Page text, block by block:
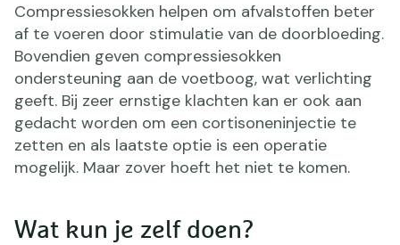
Compressiesokken helpen om afvalstoffen beter
af te voeren door stimulatie van de doorbloeding.
Bovendien geven compressiesokken
ondersteuning aan de voetboog, wat verlichting
geeft. Bij zeer ernstige klachten kan er ook aan
gedacht worden om een cortisoneninjectie te
zetten en als laatste optie is een operatie
mogelijk. Maar zover hoeft het niet te komen.
Wat kun je zelf doen?